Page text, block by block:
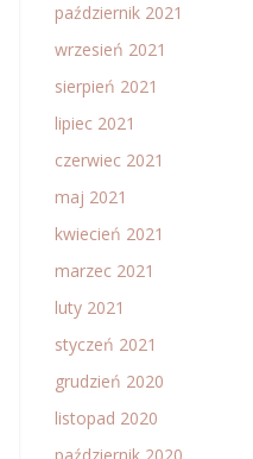
październik 2021
wrzesień 2021
sierpień 2021
lipiec 2021
czerwiec 2021
maj 2021
kwiecień 2021
marzec 2021
luty 2021
styczeń 2021
grudzień 2020
listopad 2020